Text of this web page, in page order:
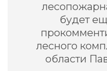
будет
лесного
области